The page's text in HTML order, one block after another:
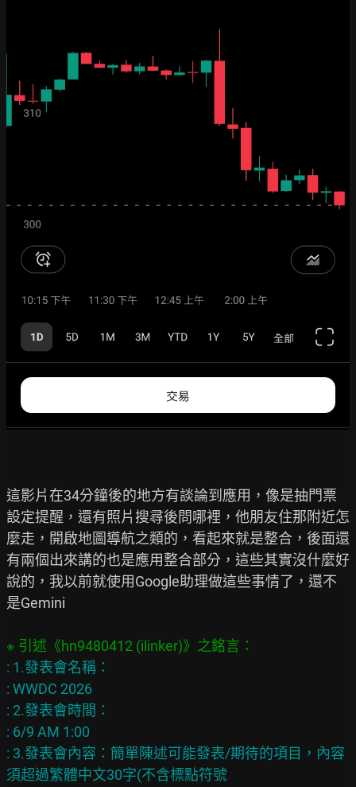
這影片在34分鐘後的地方有談論到應用，像是抽門票
設定提醒，還有照片搜尋後問哪裡，他朋友住那附近怎
麼走，開啟地圖導航之類的，看起來就是整合，後面還
有兩個出來講的也是應用整合部分，這些其實沒什麼好
說的，我以前就使用Google助理做這些事情了，還不
是Gemini
: 1.發表會名稱：
: WWDC 2026
: 2.發表會時間：
: 6/9 AM 1:00
: 3.發表會內容：簡單陳述可能發表/期待的項目，內容
須超過繁體中文30字(不含標點符號